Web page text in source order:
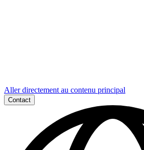
Aller directement au contenu principal
Contact